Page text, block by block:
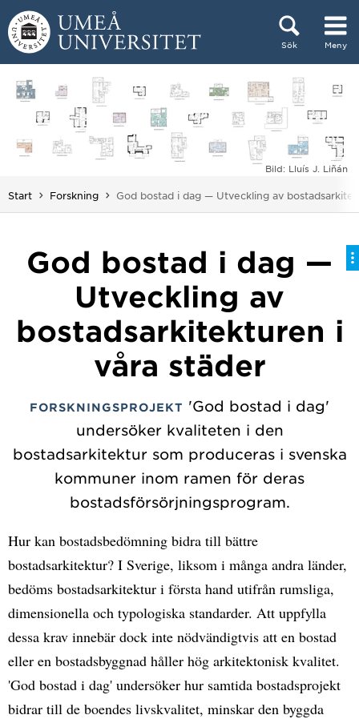
Hoppa direkt till innehållet
Sök Meny
Huvudmenyn dold.
Bild: Lluís J. Liñán
Start Forskning Du är här:
God bostad i dag — Utveckling av
God bostad i dag —
Utveckling av
bostadsarkitekturen i
våra städer
FORSKNINGSPROJEKT 'God bostad i dag'
undersöker kvaliteten i den
bostadsarkitektur som produceras i svenska
kommuner inom ramen för deras
bostadsförsörjningsprogram.
Hur kan bostadsbedömning bidra till bättre
bostadsarkitektur? I Sverige, liksom i många andra länder,
bedöms bostadsarkitektur i första hand utifrån rumsliga,
dimensionella och typologiska standarder. Att uppfylla
dessa krav innebär dock inte nödvändigtvis att en bostad
eller en bostadsbyggnad håller hög arkitektonisk kvalitet.
'God bostad i dag' undersöker hur samtida bostadsprojekt
bidrar till de boendes livskvalitet, minskar den byggda